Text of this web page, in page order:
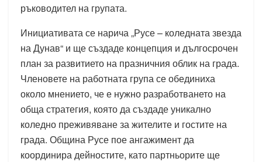
ръководител на групата.
Инициативата се нарича „Русе – коледната звезда
на Дунав“ и ще създаде концепция и дългосрочен
план за развитието на празничния облик на града.
Членовете на работната група се обединиха
около мнението, че е нужно разработването на
обща стратегия, която да създаде уникално
коледно преживяване за жителите и гостите на
града. Община Русе пое ангажимент да
координира дейностите, като партньорите ще